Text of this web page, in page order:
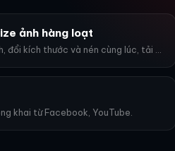
ảnh hàng loạt
Tải nhiều ảnh, đổi kích thước và nén cùng lúc, tải về ZIP.
khai từ Facebook, YouTube.